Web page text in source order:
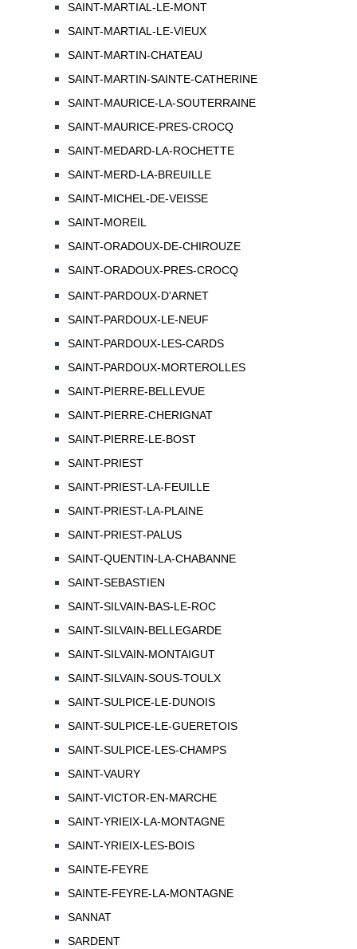
SAINT-MARTIAL-LE-MONT
SAINT-MARTIAL-LE-VIEUX
SAINT-MARTIN-CHATEAU
SAINT-MARTIN-SAINTE-CATHERINE
SAINT-MAURICE-LA-SOUTERRAINE
SAINT-MAURICE-PRES-CROCQ
SAINT-MEDARD-LA-ROCHETTE
SAINT-MERD-LA-BREUILLE
SAINT-MICHEL-DE-VEISSE
SAINT-MOREIL
SAINT-ORADOUX-DE-CHIROUZE
SAINT-ORADOUX-PRES-CROCQ
SAINT-PARDOUX-D'ARNET
SAINT-PARDOUX-LE-NEUF
SAINT-PARDOUX-LES-CARDS
SAINT-PARDOUX-MORTEROLLES
SAINT-PIERRE-BELLEVUE
SAINT-PIERRE-CHERIGNAT
SAINT-PIERRE-LE-BOST
SAINT-PRIEST
SAINT-PRIEST-LA-FEUILLE
SAINT-PRIEST-LA-PLAINE
SAINT-PRIEST-PALUS
SAINT-QUENTIN-LA-CHABANNE
SAINT-SEBASTIEN
SAINT-SILVAIN-BAS-LE-ROC
SAINT-SILVAIN-BELLEGARDE
SAINT-SILVAIN-MONTAIGUT
SAINT-SILVAIN-SOUS-TOULX
SAINT-SULPICE-LE-DUNOIS
SAINT-SULPICE-LE-GUERETOIS
SAINT-SULPICE-LES-CHAMPS
SAINT-VAURY
SAINT-VICTOR-EN-MARCHE
SAINT-YRIEIX-LA-MONTAGNE
SAINT-YRIEIX-LES-BOIS
SAINTE-FEYRE
SAINTE-FEYRE-LA-MONTAGNE
SANNAT
SARDENT